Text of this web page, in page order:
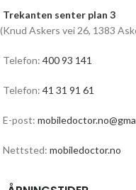
Trekanten senter plan 3
(Knud Askers vei 26, 1383
Telefon: 400 93 141
Telefon: 41 31 91 61
E-post:
Nettsted: mobiledoctor.no